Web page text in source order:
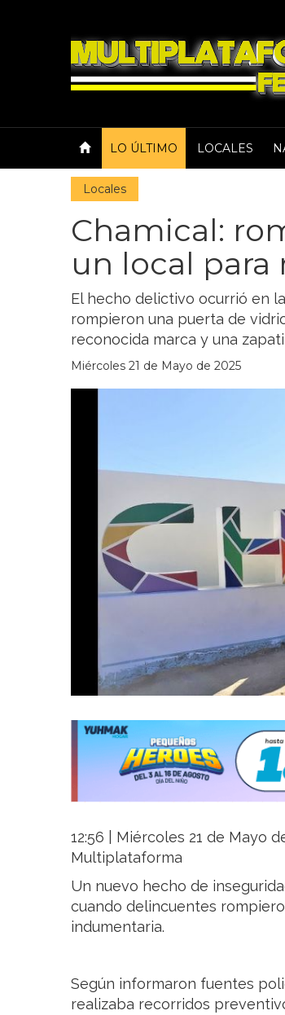
LO ÚLTIMO LOCALES
Locales
Chamical:
un local para
El hecho delictivo ocurrió en
rompieron una puerta de
reconocida marca y una
Miércoles 21 de Mayo de 2025
12:56 | Miércoles 21 de Mayo
Multiplataforma
Un nuevo hecho de
cuando delincuentes
indumentaria.
Según informaron fuentes
realizaba recorridos